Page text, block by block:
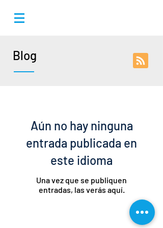
Blog
Aún no hay ninguna
entrada publicada en
este idioma
Una vez que se publiquen
entradas, las verás aquí.